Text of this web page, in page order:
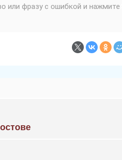
или фразу с ошибкой и нажмите